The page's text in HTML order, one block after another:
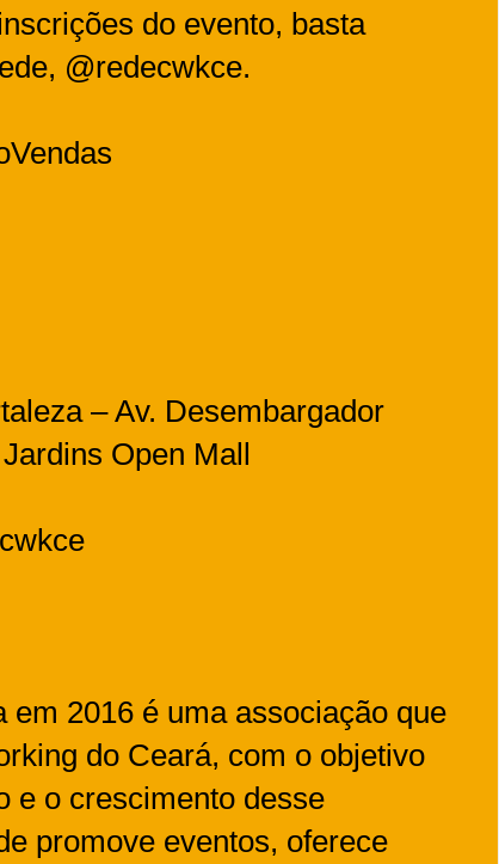
do evento, basta
@redecwkce.
– Av. Desembargador
Open Mall
em 2016 é uma associação que
do Ceará, com o objetivo
e o crescimento desse
promove eventos, oferece